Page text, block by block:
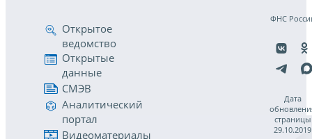
Открытое
ведомство
Открытые
данные
СМЭВ
Аналитический
портал
Видеоматериалы
ФНС
Дата
страницы
29.10.2019